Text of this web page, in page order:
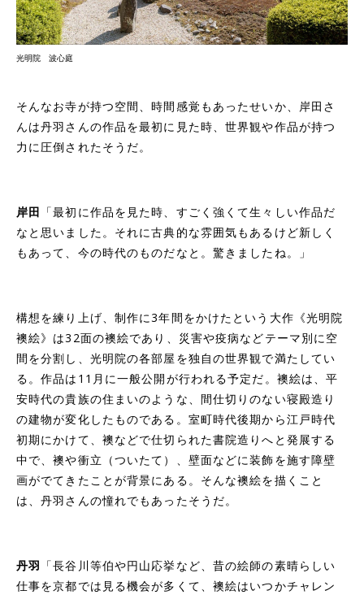
光明院 波心庭
そんなお寺が持つ空間、時間感覚もあったせいか、岸田さ
んは丹羽さんの作品を最初に見た時、世界観や作品が持つ
力に圧倒されたそうだ。
岸田 「最初に作品を見た時、すごく強くて生々しい作品だ
なと思いました。それに古典的な雰囲気もあるけど新しく
もあって、今の時代のものだなと。驚きましたね。」
構想を練り上げ、制作に3年間をかけたという大作《光明院
襖絵》は32面の襖絵であり、災害や疫病などテーマ別に空
間を分割し、光明院の各部屋を独自の世界観で満たしてい
る。作品は11月に一般公開が行われる予定だ。襖絵は、平
安時代の貴族の住まいのような、間仕切りのない寝殿造り
の建物が変化したものである。室町時代後期から江戸時代
初期にかけて、襖などで仕切られた書院造りへと発展する
中で、襖や衝立（ついたて）、壁面などに装飾を施す障壁
画がでてきたことが背景にある。そんな襖絵を描くこと
は、丹羽さんの憧れでもあったそうだ。
丹羽 「長谷川等伯や円山応挙など、昔の絵師の素晴らしい
仕事を京都では見る機会が多くて、襖絵はいつかチャレン